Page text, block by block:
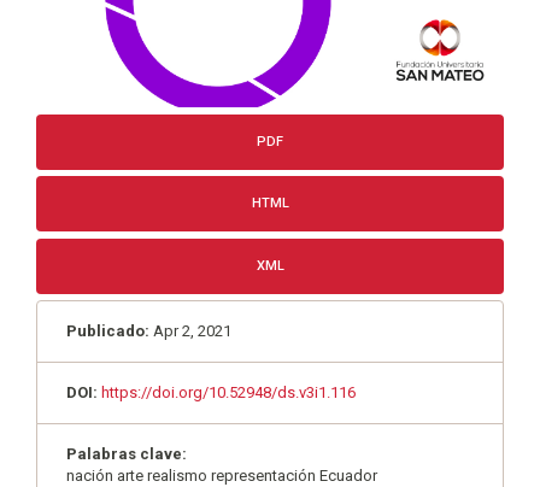
PDF
HTML
XML
Publicado: Apr 2, 2021
DOI: https://doi.org/10.52948/ds.v3i1.116
Palabras clave:
nación arte realismo representación Ecuador